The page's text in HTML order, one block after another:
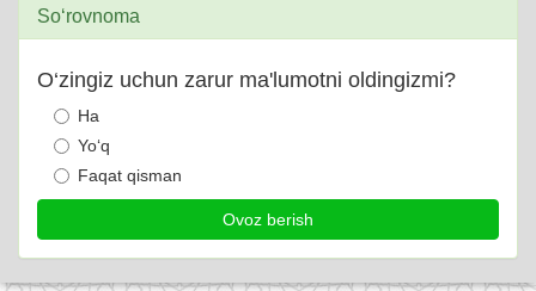
So‘rovnoma
O‘zingiz uchun zarur ma'lumotni oldingizmi?
Ha
Yo‘q
Faqat qisman